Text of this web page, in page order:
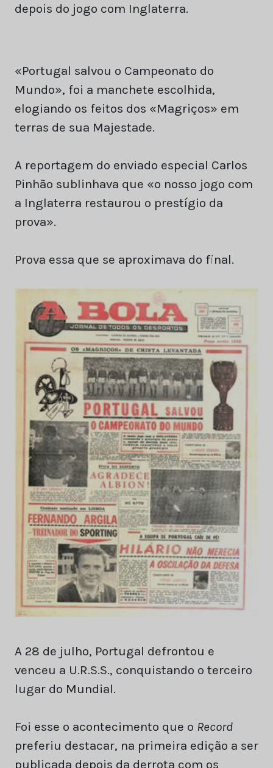
depois do jogo com Inglaterra.
«Portugal salvou o Campeonato do
Mundo», foi a manchete escolhida,
elogiando os feitos dos «Magriços» em
terras de sua Majestade.
A reportagem do enviado especial Carlos
Pinhão sublinhava que «o nosso jogo com
a Inglaterra restaurou o prestígio da
prova».
Prova essa que se aproximava do final.
A 28 de julho, Portugal defrontou e
venceu a U.R.S.S., conquistando o terceiro
lugar do Mundial.
Foi esse o acontecimento que o Record
preferiu destacar, na primeira edição a ser
publicada depois da derrota com os